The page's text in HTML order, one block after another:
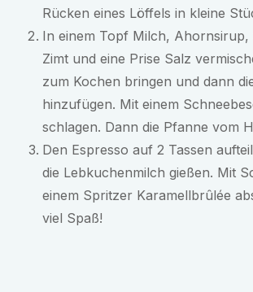
Rücken eines Löffels in kleine
In einem Topf Milch, Ahornsirup,
Zimt und eine Prise Salz
zum Kochen bringen und dann
hinzufügen. Mit einem
schlagen. Dann die Pfanne vom
Den Espresso auf 2 Tassen
die Lebkuchenmilch gießen. Mit
einem Spritzer Karamellbrûlée
viel Spaß!